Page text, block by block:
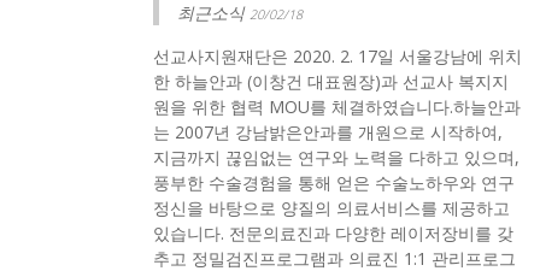
최근소식 20/02/18
선교사지원재단은 2020. 2. 17일 서울강남에 위치
한 하늘안과 (이창건 대표원장)과 선교사 복지지
원을 위한 협력 MOU를 체결하였습니다.​하늘안과
는 2007년 강남밝은안과를 개원으로 시작하여,
지금까지 끊임없는 연구와 노력을 다하고 있으며,
풍부한 수술경험을 통해 얻은 수술노하우와 연구
정신을 바탕으로 양질의 의료서비스를 제공하고
있습니다. 전문의료진과 다양한 레이저장비를 갖
추고 정밀검진프로그램과 의료진 1:1 관리프로그